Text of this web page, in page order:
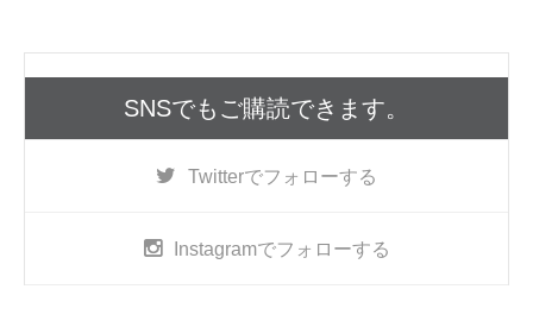
SNSでもご購読できます。
Twitterでフォローする
Instagramでフォローする